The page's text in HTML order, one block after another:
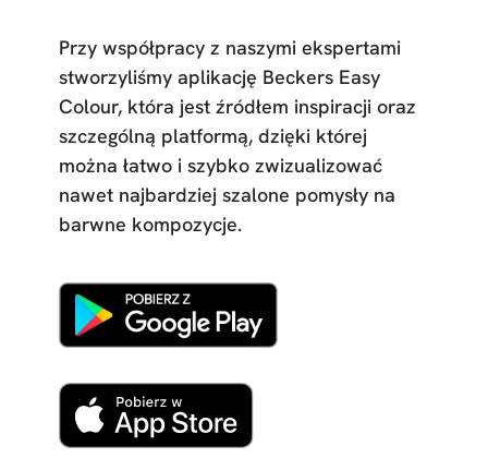
Przy współpracy z naszymi ekspertami
stworzyliśmy aplikację Beckers Easy
Colour, która jest źródłem inspiracji oraz
szczególną platformą, dzięki której
można łatwo i szybko zwizualizować
nawet najbardziej szalone pomysły na
barwne kompozycje.